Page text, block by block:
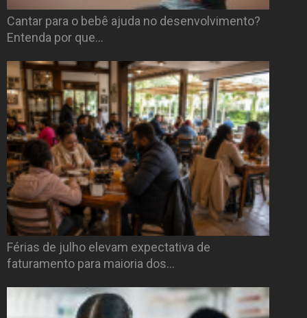
Cantar para o bebê ajuda no desenvolvimento?
Entenda por que…
Férias de julho elevam expectativa de
faturamento para maioria dos…